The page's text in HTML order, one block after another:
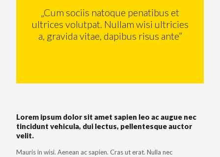
„Cum sociis natoque penatibus et
ultrices volutpat. Nullam wisi ultricies
a, gravida vitae, dapibus risus ante”
Lorem ipsum dolor sit amet sapien leo ac augue nec
tincidunt vehicula, dui lectus, pellentesque auctor
velit.
Mauris in wisi. Aenean ac sapien. Cras ut erat. Nulla nec